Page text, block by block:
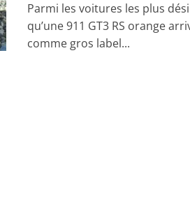
Parmi les voitures les plus
qu’une 911 GT3 RS orange
comme gros label...